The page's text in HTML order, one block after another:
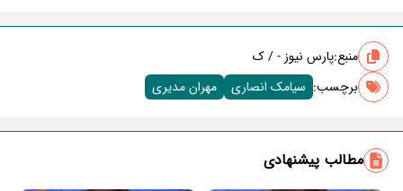
منبع:پارس نیوز - / ک
برچسب‌: سیامک انصاری مهران مدیری
مطالب پیشنهادی